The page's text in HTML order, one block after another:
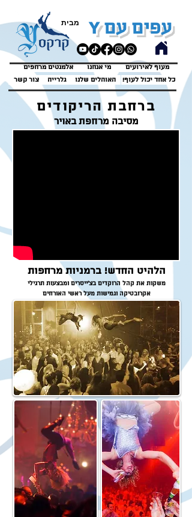
מבית עפים עםY
מעוף לאירועים מי אנחנו
אלמנטים מרחפים
!כל אחד יכול לעוף
גלרייה צור קשר האוהלים שלנו
ברחבת הריקודים
מסיבה מרחפת באויר
הלהיט החדש! ברמניות מרחפות
משקות את קהל הרוקדים בצ‘ייסרים ומבצעות תרגילי
אקרובטיקה וגמישות מעל ראשי האורחים